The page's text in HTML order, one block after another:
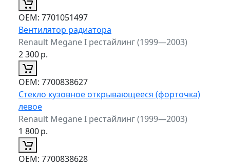
ОЕМ: 7701051497
Вентилятор радиатора
Renault Megane I рестайлинг (1999—2003)
2 300р.
ОЕМ: 7700838627
Стекло кузовное открывающееся (форточка)
левое
Renault Megane I рестайлинг (1999—2003)
1 800р.
ОЕМ: 7700838628